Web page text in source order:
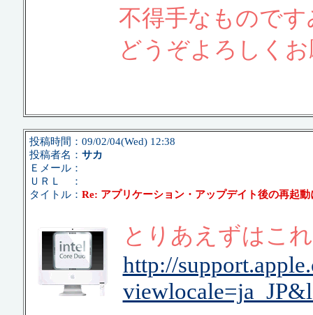
不得手なもので
どうぞよろしく
投稿時間：09/02/04(Wed) 12:38
投稿者名： サカ
Ｅメール：
ＵＲＬ ：
タイトル： Re: アプリケーション・アップデイト後の再起動
とりあえずはこ
http://